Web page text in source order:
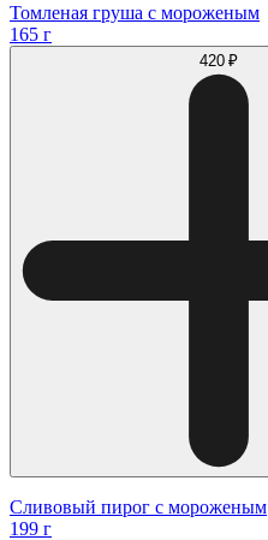
Томленая груша с мороженым
165 г
420 ₽
Сливовый пирог с мороженым
199 г